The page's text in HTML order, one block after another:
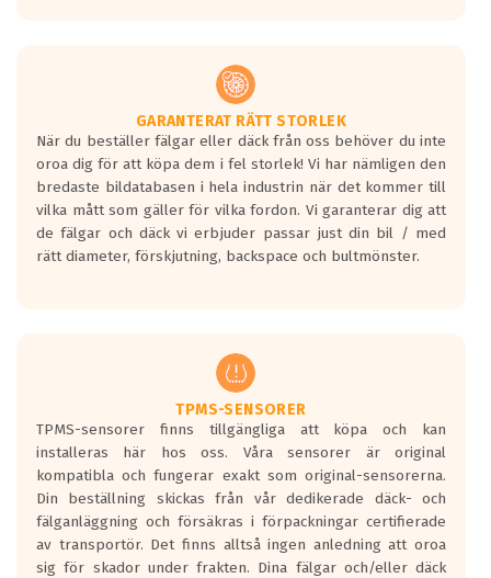
Vid körning i över 50km/h brukar
rullmotståndets ljud överträffa
motorljudet.
På däckmärkningen kommer det finnas
en symbol av ett däck med vågar. Hög
bullernivå markeras med svarta vågor
medans de vita vågorna påvisar om det är
ett tyst däck.
regelverket som introduceras år 2016.
Ett däck med två svarta vågor är redan
godkända för år 2016 nya regelverk.
Ett däck med en svart våg kommer vara
minst tre decibel tystare än det
regelverk som börjar gälla 2016.
GARANTERAT RÄTT STORLEK
När du beställer fälgar eller däck från oss behöver du inte
oroa dig för att köpa dem i fel storlek! Vi har nämligen den
bredaste bildatabasen i hela industrin när det kommer till
vilka mått som gäller för vilka fordon. Vi garanterar dig att
de fälgar och däck vi erbjuder passar just din bil / med
rätt diameter, förskjutning, backspace och bultmönster.
TPMS-SENSORER
TPMS-sensorer finns tillgängliga att köpa och kan
installeras här hos oss. Våra sensorer är original
kompatibla och fungerar exakt som original-sensorerna.
Din beställning skickas från vår dedikerade däck- och
fälganläggning och försäkras i förpackningar certifierade
av transportör. Det finns alltså ingen anledning att oroa
sig för skador under frakten. Dina fälgar och/eller däck